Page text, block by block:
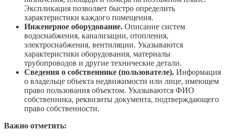
Экспликация позволяет быстро определить
характеристики каждого помещения.
Инженерное оборудование. Описание систем
водоснабжения, канализации, отопления,
электроснабжения, вентиляции. Указываются
характеристики оборудования, материалы
трубопроводов и другие технические детали.
Сведения о собственнике (пользователе). Информация
о владельце объекта недвижимости или лице, имеющем
право пользования объектом. Указываются ФИО
собственника, реквизиты документа, подтверждающего
право собственности.
Важно отметить: